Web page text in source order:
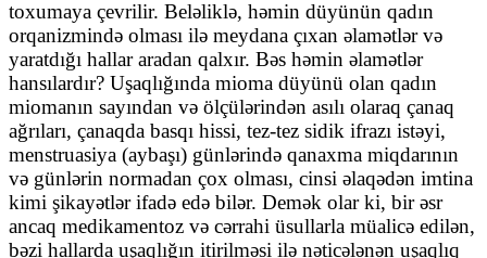
toxumaya çevrilir. Beləliklə, həmin düyünün qadın
orqanizmində olması ilə meydana çıxan əlamətlər və
yaratdığı hallar aradan qalxır. Bəs həmin əlamətlər
hansılardır? Uşaqlığında mioma düyünü olan qadın
miomanın sayından və ölçülərindən asılı olaraq çanaq
ağrıları, çanaqda basqı hissi, tez-tez sidik ifrazı istəyi,
menstruasiya (aybaşı) günlərində qanaxma miqdarının
və günlərin normadan çox olması, cinsi əlaqədən imtina
kimi şikayətlər ifadə edə bilər. Demək olar ki, bir əsr
ancaq medikamentoz və cərrahi üsullarla müalicə edilən,
bəzi hallarda uşaqlığın itirilməsi ilə nəticələnən uşaqlıq